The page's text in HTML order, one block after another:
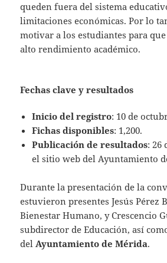
queden fuera del sistema
limitaciones económicas. Por lo
motivar a los estudiantes para
alto rendimiento académico.
Fechas clave y resultados
Inicio del registro: 10 de
Fichas disponibles: 1,200.
Publicación de resultados: 26
el sitio web del Ayuntamiento
Durante la presentación de la
estuvieron presentes Jesús Pérez
Bienestar Humano, y Crescencio
subdirector de Educación, así
del Ayuntamiento de Mérida.